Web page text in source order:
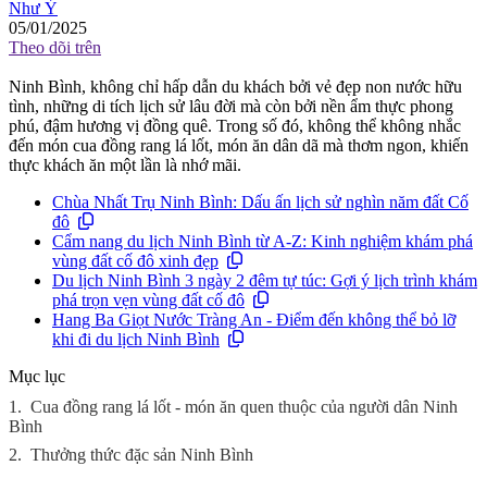
Như Ý
05/01/2025
Theo dõi trên
Ninh Bình, không chỉ hấp dẫn du khách bởi vẻ đẹp non nước hữu
tình, những di tích lịch sử lâu đời mà còn bởi nền ẩm thực phong
phú, đậm hương vị đồng quê. Trong số đó, không thể không nhắc
đến món cua đồng rang lá lốt, món ăn dân dã mà thơm ngon, khiến
thực khách ăn một lần là nhớ mãi.
Chùa Nhất Trụ Ninh Bình: Dấu ấn lịch sử nghìn năm đất Cố
đô
Cẩm nang du lịch Ninh Bình từ A-Z: Kinh nghiệm khám phá
vùng đất cố đô xinh đẹp
Du lịch Ninh Bình 3 ngày 2 đêm tự túc: Gợi ý lịch trình khám
phá trọn vẹn vùng đất cố đô
Hang Ba Giọt Nước Tràng An - Điểm đến không thể bỏ lỡ
khi đi du lịch Ninh Bình
Mục lục
1. Cua đồng rang lá lốt - món ăn quen thuộc của người dân Ninh
Bình
2. Thưởng thức đặc sản Ninh Bình